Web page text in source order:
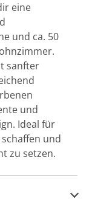
eine
und ca. 50
sanfter
und
Ideal für
und
zu setzen.